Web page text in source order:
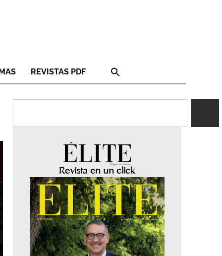
REVISTAS PDF
Revista en un click